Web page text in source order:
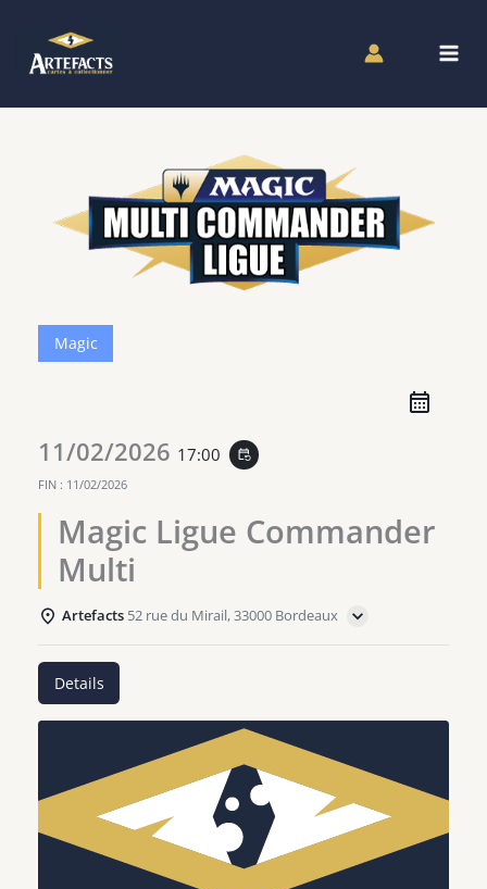
contenu
Magic
11/02/2026 17:00 event_repeat
FIN : 11/02/2026
Magic Ligue Commander
Multi
Artefacts 52 rue du Mirail, 33000 Bordeaux
Details